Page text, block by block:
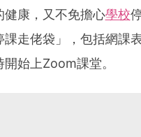
健康，又不免擔心學校
課走佬袋」，包括網課
始上Zoom課堂。